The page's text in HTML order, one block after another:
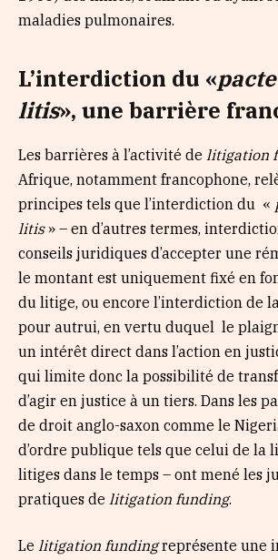
maladies pulmonaires.
L’interdiction du «
litis», une barrière
Les barrières à l’activité de litigation
Afrique, notamment francophone,
principes tels que l’interdiction du «
litis» – en d’autres termes,
conseils juridiques d’accepter une
le montant est uniquement fixé en
du litige, ou encore l’interdiction de
pour autrui, en vertu duquel le
un intérêt direct dans l’action en
qui limite donc la possibilité de
d’agir en justice à un tiers. Dans les
de droit anglo-saxon comme le
d’ordre publique tels que celui de la
litiges dans le temps – ont mené les
pratiques de litigation funding.
Le litigation fundingreprésente une